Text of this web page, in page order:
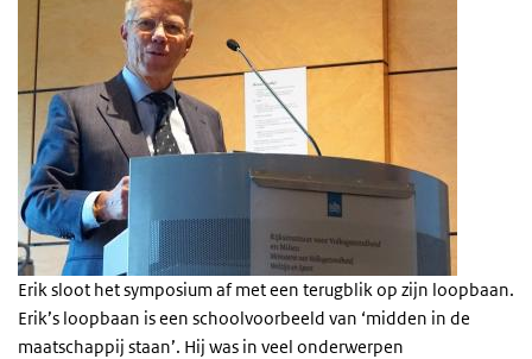
Erik sloot het symposium af met een terugblik op zijn loopbaan.
Erik’s loopbaan is een schoolvoorbeeld van ‘midden in de
maatschappij staan’. Hij was in veel onderwerpen